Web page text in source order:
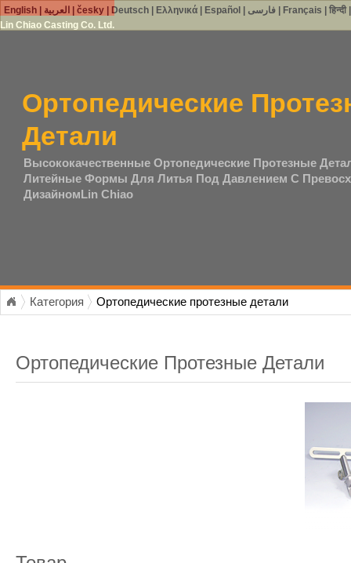
Lin Chiao Casting Co. Ltd.
Ортопедические
Детали
Высококачественные Ортопедические Протезные
Литейные Формы Для Литья Под Давлением С
ДизайномLin Chiao
Категория Ортопедические протезные детали
Ортопедические Протезные Детали
English| العربية česky| Deutsch| Ελληνικά| Español فارسی| Français हिन्दी